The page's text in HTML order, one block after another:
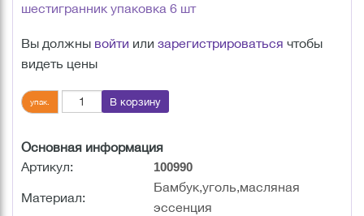
шестигранник упаковка 6 шт
Вы должны войти или зарегистрироваться чтобы
видеть цены
упак. В корзину
Основная информация
Артикул:
100990
Материал:
Бамбук,уголь,масляная
эссенция